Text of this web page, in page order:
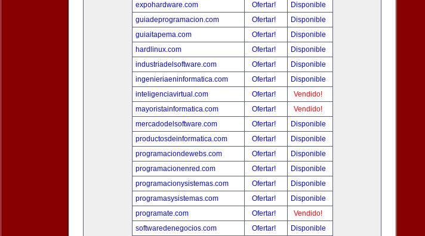
expohardware.com
Ofertar!
Disponible
guiadeprogramacion.com
Ofertar!
Disponible
guiaitapema.com
Ofertar!
Disponible
hardlinux.com
Ofertar!
Disponible
industriadelsoftware.com
Ofertar!
Disponible
ingenieriaeninformatica.com
Ofertar!
Disponible
inteligenciavirtual.com
Ofertar!
Vendido!
mayoristainformatica.com
Ofertar!
Vendido!
mercadodelsoftware.com
Ofertar!
Disponible
productosdeinformatica.com
Ofertar!
Disponible
programaciondewebs.com
Ofertar!
Disponible
programacionenred.com
Ofertar!
Disponible
programacionysistemas.com
Ofertar!
Disponible
programasysistemas.com
Ofertar!
Disponible
programate.com
Ofertar!
Vendido!
softwaredenegocios.com
Ofertar!
Disponible